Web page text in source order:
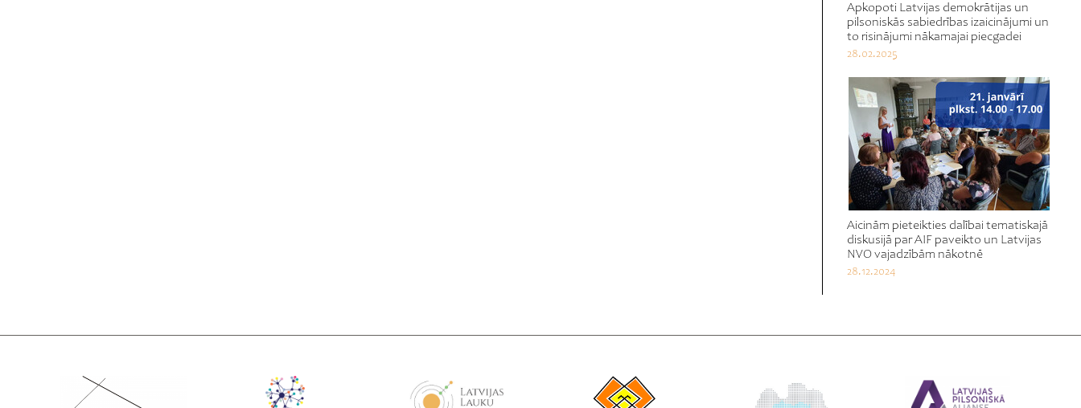
Apkopoti Latvijas demokrātijas un
pilsoniskās sabiedrības izaicinājumi un
to risinājumi nākamajai piecgadei
28.02.2025
Aicinām pieteikties dalībai tematiskajā
diskusijā par AIF paveikto un Latvijas
NVO vajadzībām nākotnē
28.12.2024